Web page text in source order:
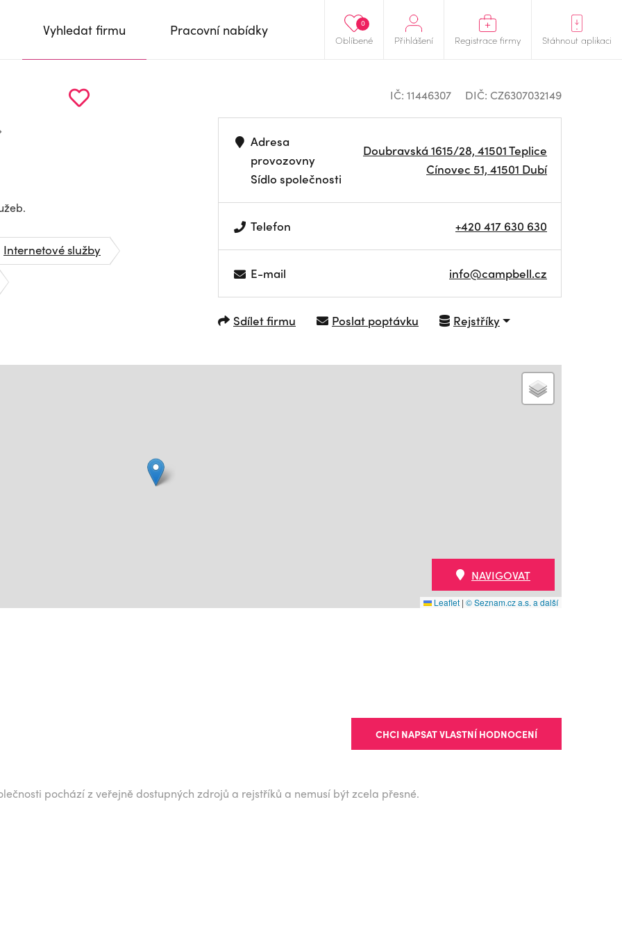
Oblíbené
0
Přihlášení Registrace firmy Stáhnout aplikaci
Vyhledat firmu Pracovní nabídky
Internetové služby
IČ: 11446307 DIČ: CZ6307032149
Adresa
provozovny
Sídlo společnosti
Doubravská 1615/28, 41501 Teplice
Cínovec 51, 41501 Dubí
Telefon +420 417 630 630
E-mail info@campbell.cz
Sdílet firmu Poslat poptávku Rejstříky
Leaflet | © Seznam.cz a.s. a další
NAVIGOVAT
CHCI NAPSAT VLASTNÍ HODNOCENÍ
pochází z veřejně dostupných zdrojů a rejstříků a nemusí být zcela přesné.